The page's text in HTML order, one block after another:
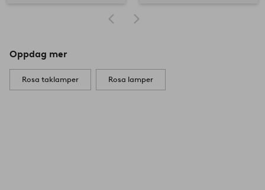
Oppdag mer
Rosa taklamper Rosa lamper